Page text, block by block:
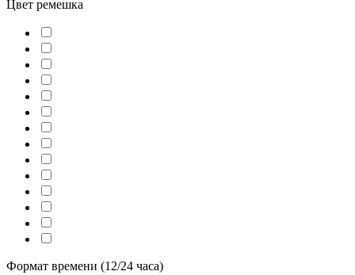
Цвет ремешка
Формат времени (12/24 часа)